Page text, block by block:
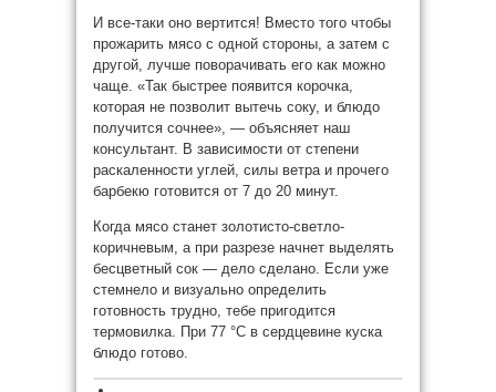
И все-таки оно вертится! Вместо того чтобы
прожарить мясо с одной стороны, а затем с
другой, лучше поворачивать его как можно
чаще. «Так быстрее появится корочка,
которая не позволит вытечь соку, и блюдо
получится сочнее», — объясняет наш
консультант. В зависимости от степени
раскаленности углей, силы ветра и прочего
барбекю готовится от 7 до 20 минут.
Когда мясо станет золотисто-светло-
коричневым, а при разрезе начнет выделять
бесцветный сок — дело сделано. Если уже
стемнело и визуально определить
готовность трудно, тебе пригодится
термовилка. При 77 °С в сердцевине куска
блюдо готово.